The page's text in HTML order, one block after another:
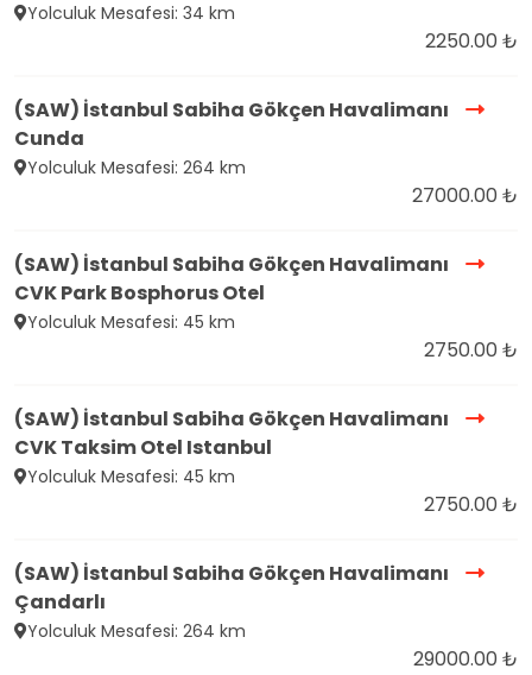
Yolculuk Mesafesi: 34 km
2250.00 ₺
(SAW) İstanbul Sabiha Gökçen Havalimanı
Cunda
Yolculuk Mesafesi: 264 km
27000.00 ₺
(SAW) İstanbul Sabiha Gökçen Havalimanı
CVK Park Bosphorus Otel
Yolculuk Mesafesi: 45 km
2750.00 ₺
(SAW) İstanbul Sabiha Gökçen Havalimanı
CVK Taksim Otel Istanbul
Yolculuk Mesafesi: 45 km
2750.00 ₺
(SAW) İstanbul Sabiha Gökçen Havalimanı
Çandarlı
Yolculuk Mesafesi: 264 km
29000.00 ₺